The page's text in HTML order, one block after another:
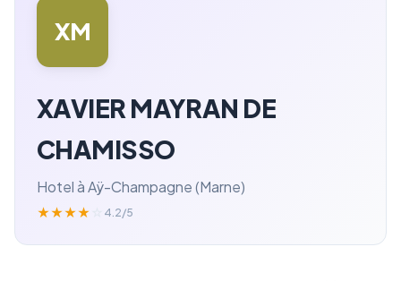
XM
XAVIER MAYRAN DE
CHAMISSO
Hotel à Aÿ-Champagne (Marne)
★★★★ 4.2/5